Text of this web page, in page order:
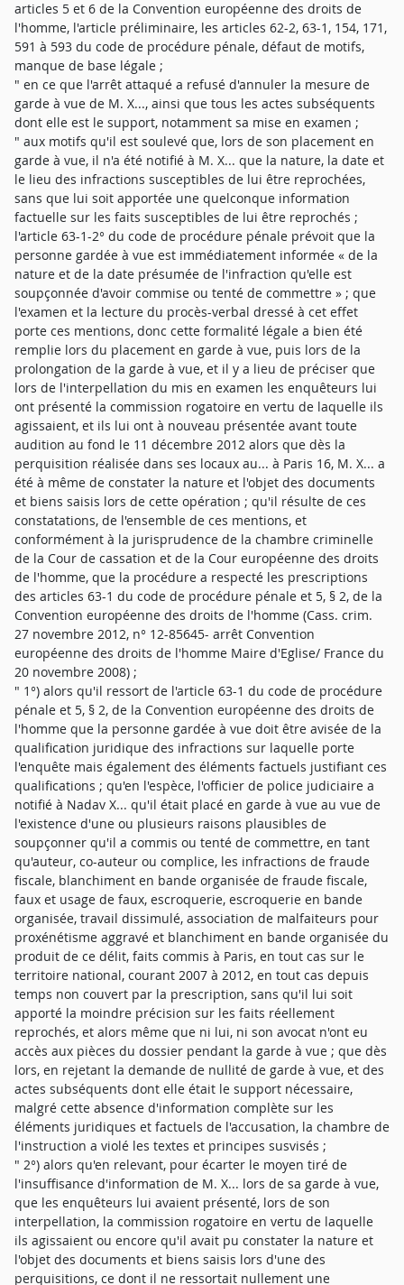
articles 5 et 6 de la Convention européenne des droits de
l'homme, l'article préliminaire, les articles 62-2, 63-1, 154, 171,
591 à 593 du code de procédure pénale, défaut de motifs,
manque de base légale ;
" en ce que l'arrêt attaqué a refusé d'annuler la mesure de
garde à vue de M. X..., ainsi que tous les actes subséquents
dont elle est le support, notamment sa mise en examen ;
" aux motifs qu'il est soulevé que, lors de son placement en
garde à vue, il n'a été notifié à M. X... que la nature, la date et
le lieu des infractions susceptibles de lui être reprochées,
sans que lui soit apportée une quelconque information
factuelle sur les faits susceptibles de lui être reprochés ;
l'article 63-1-2° du code de procédure pénale prévoit que la
personne gardée à vue est immédiatement informée « de la
nature et de la date présumée de l'infraction qu'elle est
soupçonnée d'avoir commise ou tenté de commettre » ; que
l'examen et la lecture du procès-verbal dressé à cet effet
porte ces mentions, donc cette formalité légale a bien été
remplie lors du placement en garde à vue, puis lors de la
prolongation de la garde à vue, et il y a lieu de préciser que
lors de l'interpellation du mis en examen les enquêteurs lui
ont présenté la commission rogatoire en vertu de laquelle ils
agissaient, et ils lui ont à nouveau présentée avant toute
audition au fond le 11 décembre 2012 alors que dès la
perquisition réalisée dans ses locaux au... à Paris 16, M. X... a
été à même de constater la nature et l'objet des documents
et biens saisis lors de cette opération ; qu'il résulte de ces
constatations, de l'ensemble de ces mentions, et
conformément à la jurisprudence de la chambre criminelle
de la Cour de cassation et de la Cour européenne des droits
de l'homme, que la procédure a respecté les prescriptions
des articles 63-1 du code de procédure pénale et 5, § 2, de la
Convention européenne des droits de l'homme (Cass. crim.
27 novembre 2012, n° 12-85645- arrêt Convention
européenne des droits de l'homme Maire d'Eglise/ France du
20 novembre 2008) ;
" 1°) alors qu'il ressort de l'article 63-1 du code de procédure
pénale et 5, § 2, de la Convention européenne des droits de
l'homme que la personne gardée à vue doit être avisée de la
qualification juridique des infractions sur laquelle porte
l'enquête mais également des éléments factuels justifiant ces
qualifications ; qu'en l'espèce, l'officier de police judiciaire a
notifié à Nadav X... qu'il était placé en garde à vue au vue de
l'existence d'une ou plusieurs raisons plausibles de
soupçonner qu'il a commis ou tenté de commettre, en tant
qu'auteur, co-auteur ou complice, les infractions de fraude
fiscale, blanchiment en bande organisée de fraude fiscale,
faux et usage de faux, escroquerie, escroquerie en bande
organisée, travail dissimulé, association de malfaiteurs pour
proxénétisme aggravé et blanchiment en bande organisée du
produit de ce délit, faits commis à Paris, en tout cas sur le
territoire national, courant 2007 à 2012, en tout cas depuis
temps non couvert par la prescription, sans qu'il lui soit
apporté la moindre précision sur les faits réellement
reprochés, et alors même que ni lui, ni son avocat n'ont eu
accès aux pièces du dossier pendant la garde à vue ; que dès
lors, en rejetant la demande de nullité de garde à vue, et des
actes subséquents dont elle était le support nécessaire,
malgré cette absence d'information complète sur les
éléments juridiques et factuels de l'accusation, la chambre de
l'instruction a violé les textes et principes susvisés ;
" 2°) alors qu'en relevant, pour écarter le moyen tiré de
l'insuffisance d'information de M. X... lors de sa garde à vue,
que les enquêteurs lui avaient présenté, lors de son
interpellation, la commission rogatoire en vertu de laquelle
ils agissaient ou encore qu'il avait pu constater la nature et
l'objet des documents et biens saisis lors d'une des
perquisitions, ce dont il ne ressortait nullement une